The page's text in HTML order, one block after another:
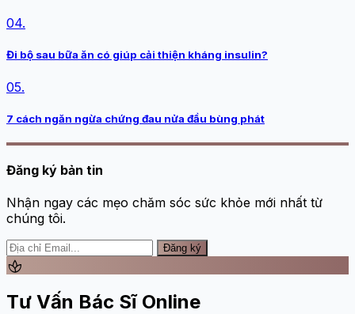
04.
Đi bộ sau bữa ăn có giúp cải thiện kháng insulin?
05.
7 cách ngăn ngừa chứng đau nửa đầu bùng phát
Đăng ký bản tin
Nhận ngay các mẹo chăm sóc sức khỏe mới nhất từ
chúng tôi.
Đăng ký
spa
Tư Vấn Bác Sĩ Online